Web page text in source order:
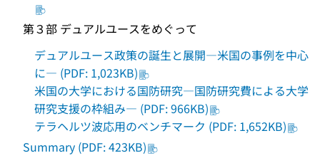
第３部 デュアルユースをめぐって
デュアルユース政策の誕生と展開―米国の事例を中心
に― (PDF: 1,023KB)
米国の大学における国防研究―国防研究費による大学
研究支援の枠組み― (PDF: 966KB)
テラヘルツ波応用のベンチマーク (PDF: 1,652KB)
Summary (PDF: 423KB)